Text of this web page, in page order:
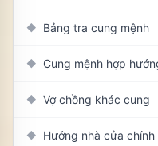
◆ Bảng tra cung mệnh
◆ Cung mệnh hợp
◆ Vợ chồng khác cung
◆ Hướng nhà cửa chính